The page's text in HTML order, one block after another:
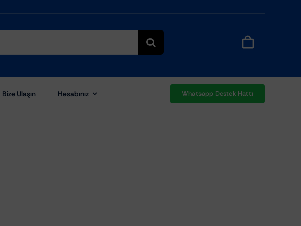
Bize Ulaşın Hesabınız Whatsapp Destek Hattı